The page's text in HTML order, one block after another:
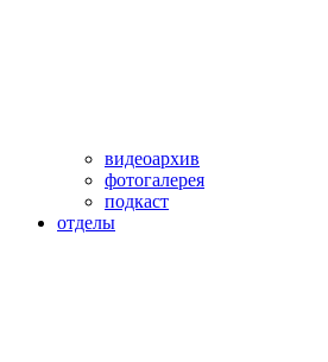
видеоархив
фотогалерея
подкаст
отделы